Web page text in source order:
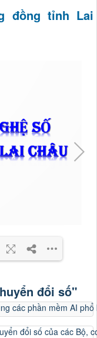
đồng tỉnh Lai
đổi số"
các phần mềm AI phổ
đổi số của các Bộ,